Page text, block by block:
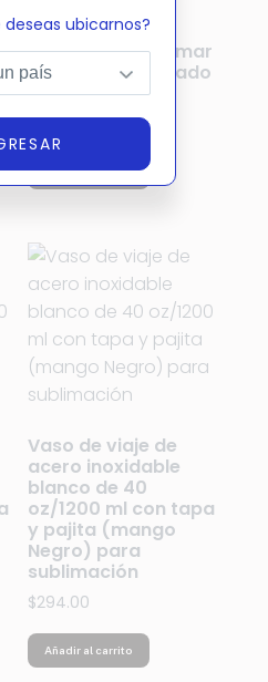
ubicarnos?
Botella Termo
Cilindro De Sublimar
Acero Inox Plateado
500ml
Añadir al carrito
Vaso de viaje de
acero inoxidable
blanco de 40
oz/1200 ml con tapa
y pajita (mango
Negro) para
sublimación
$294.00
Añadir al carrito